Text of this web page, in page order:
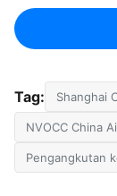
Tag: Shanghai
NVOCC China
Pengangkutan